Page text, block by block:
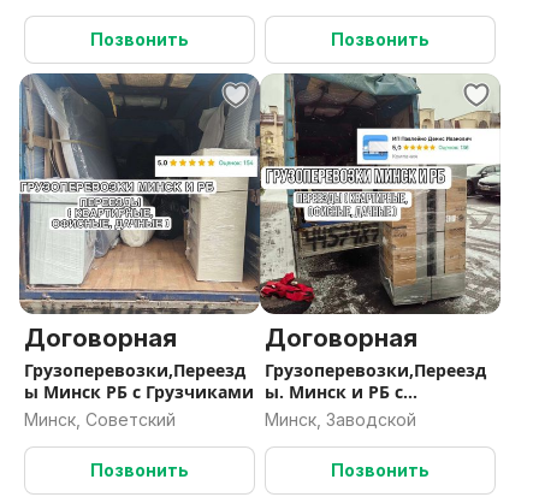
Позвонить Позвонить
Договорная
Грузоперевозки,Переезд
ы Минск РБ с Грузчиками
Минск, Советский
Позвонить
Договорная
Грузоперевозки,Переезд
ы. Минск и РБ с
Грузчиками
Минск, Заводской
Позвонить